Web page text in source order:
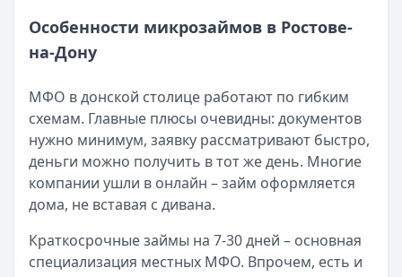
Рекордный рост доли клиентов МФО с iPhone: что
Кратко:В III квартале 2025 года владельцы iPhone
Категория:МФО
Читать новость
57 сервисов микрозаймов через Госуслуги: где
Кратко:Авторизация через Госуслуги ускоряет
Опубликовано:23 ноября 2025 г.
Категория:МФО
Смс о «одобренном займе» от Bigmani Ru: как
Кратко:Пришло СМС об одобрении займа от Bigmani
Особенности микрозаймов в Ростове-
на-Дону
МФО в донской столице работают по гибким
схемам. Главные плюсы очевидны: документов
нужно минимум, заявку рассматривают быстро,
деньги можно получить в тот же день. Многие
компании ушли в онлайн – займ оформляется
дома, не вставая с дивана.
Краткосрочные займы на 7-30 дней – основная
специализация местных МФО. Впрочем, есть и